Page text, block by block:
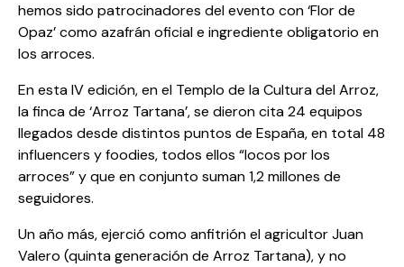
hemos sido patrocinadores del evento con ‘Flor de
Opaz’ como azafrán oficial e ingrediente obligatorio en
los arroces.
En esta IV edición, en el Templo de la Cultura del Arroz,
la finca de ‘Arroz Tartana’, se dieron cita 24 equipos
llegados desde distintos puntos de España, en total 48
influencers y foodies, todos ellos “locos por los
arroces” y que en conjunto suman 1,2 millones de
seguidores.
Un año más, ejerció como anfitrión el agricultor Juan
Valero (quinta generación de Arroz Tartana), y no